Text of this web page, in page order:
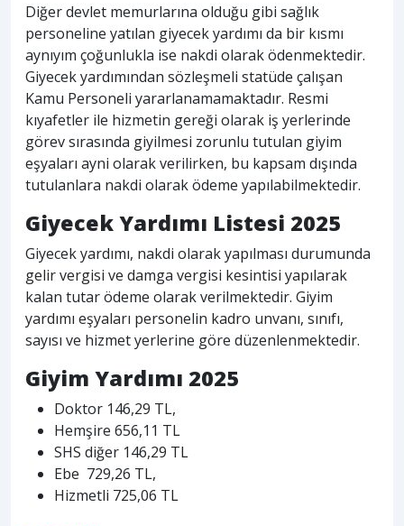
Diğer devlet memurlarına olduğu gibi sağlık
personeline yatılan giyecek yardımı da bir kısmı
aynıyım çoğunlukla ise nakdi olarak ödenmektedir.
Giyecek yardımından sözleşmeli statüde çalışan
Kamu Personeli yararlanamamaktadır. Resmi
kıyafetler ile hizmetin gereği olarak iş yerlerinde
görev sırasında giyilmesi zorunlu tutulan giyim
eşyaları ayni olarak verilirken, bu kapsam dışında
tutulanlara nakdi olarak ödeme yapılabilmektedir.
Giyecek Yardımı Listesi 2025
Giyecek yardımı, nakdi olarak yapılması durumunda
gelir vergisi ve damga vergisi kesintisi yapılarak
kalan tutar ödeme olarak verilmektedir. Giyim
yardımı eşyaları personelin kadro unvanı, sınıfı,
sayısı ve hizmet yerlerine göre düzenlenmektedir.
Giyim Yardımı 2025
Doktor 146,29 TL,
Hemşire 656,11 TL
SHS diğer 146,29 TL
Ebe 729,26 TL,
Hizmetli 725,06 TL